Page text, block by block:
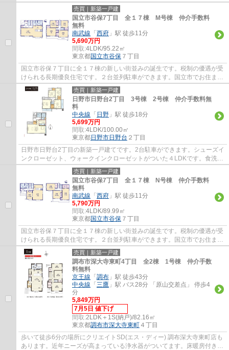
があります。国分寺市でお住まいをお探しな...
売買｜新築一戸建
国立市谷保7丁目 全１７棟 M号棟 仲介手数料
無料
南武線 「 西府 」駅 徒歩11分
5,690万円
間取:4LDK/95.22㎡
東京都国立市谷保 ７丁目
国立市谷保７丁目に全１７棟の新しい街並みの誕生です。税制の優遇が受
けられる長期優良住宅です。２台並列駐車ができます。国立市でお住まい
をお探しなら地元密着型のエージーホーム...
売買｜新築一戸建
日野市日野台2丁目 3号棟 2号棟 仲介手数料無
料
中央線 「 日野 」駅 徒歩18分
5,699万円
間取:4LDK/100.00㎡
東京都日野市日野台 ２丁目
日野市日野台2丁目の新築一戸建てです。2台駐車ができます。シューズイ
ンクローゼット、ウォークインクローゼットがついた４LDKです。食洗機
や浴室乾燥機等、設備も充実しています。日...
売買｜新築一戸建
国立市谷保7丁目 全１７棟 N号棟 仲介手数料
無料
南武線 「 西府 」駅 徒歩11分
5,790万円
間取:4LDK/89.99㎡
東京都国立市谷保 ７丁目
国立市谷保７丁目に全１７棟の新しい街並みの誕生です。税制の優遇が受
けられる長期優良住宅です。２台並列駐車ができます。国立市でお住まい
をお探しなら地元密着型のエージーホーム...
売買｜新築一戸建
調布市深大寺東町4丁目 全2棟 1号棟 仲介手数
料無料
京王線 「 調布 」駅 徒歩43分
中央線 「 三鷹 」駅 バス28分 「原山交差点」 停歩4
分
5,849万円
7月5日 値下げ
間取:2LDK＋1S(納戸)/82.16㎡
東京都調布市深大寺東町 ４丁目
歩いて徒歩6分の場所にクリエイトSD(エス・ディー) 調布深大寺東町店も
あります。近年ニーズが高まっている浄水器がついてます。床暖房付き物